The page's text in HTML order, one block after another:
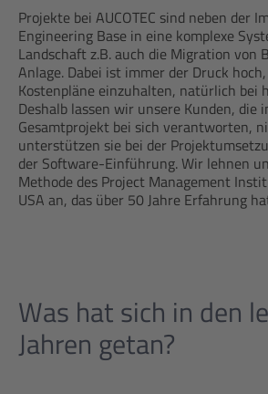
Projekte bei AUCOTEC sind neben der
Engineering Base in eine komplexe
Landschaft z.B. auch die Migration von
Anlage. Dabei ist immer der Druck
Kostenpläne einzuhalten, natürlich bei
Deshalb lassen wir unsere Kunden, die
Gesamtprojekt bei sich verantworten,
unterstützen sie bei der
der Software-Einführung. Wir lehnen
Methode des Project Management
USA an, das über 50 Jahre Erfahrung
Was hat sich in den
Jahren getan?